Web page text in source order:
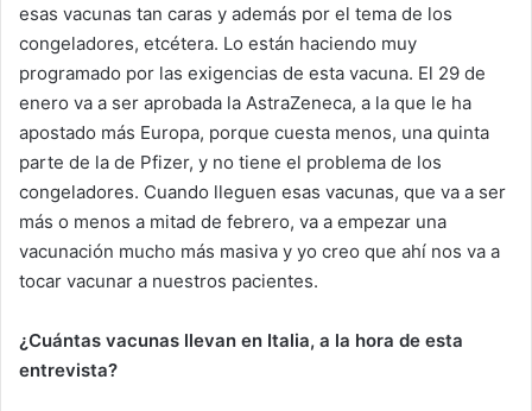
esas vacunas tan caras y además por el tema de los
congeladores, etcétera. Lo están haciendo muy
programado por las exigencias de esta vacuna. El 29 de
enero va a ser aprobada la AstraZeneca, a la que le ha
apostado más Europa, porque cuesta menos, una quinta
parte de la de Pfizer, y no tiene el problema de los
congeladores. Cuando lleguen esas vacunas, que va a ser
más o menos a mitad de febrero, va a empezar una
vacunación mucho más masiva y yo creo que ahí nos va a
tocar vacunar a nuestros pacientes.
¿Cuántas vacunas llevan en Italia, a la hora de esta
entrevista?